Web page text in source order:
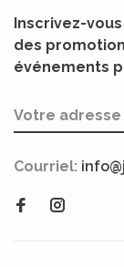
Inscrivez-
des
événements
Courriel: